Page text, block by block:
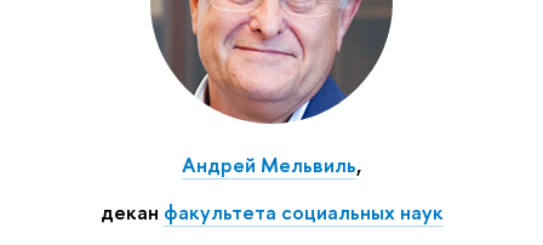
Андрей Мельвиль,
декан факультета социальных наук